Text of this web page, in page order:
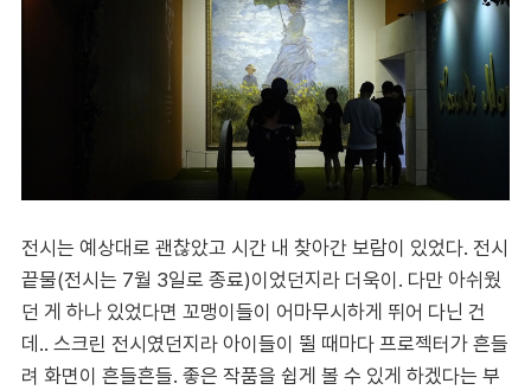
전시는 예상대로 괜찮았고 시간 내 찾아간 보람이 있었다. 전시
끝물(전시는 7월 3일로 종료)이었던지라 더욱이. 다만 아쉬웠
던 게 하나 있었다면 꼬맹이들이 어마무시하게 뛰어 다닌 건
데.. 스크린 전시였던지라 아이들이 뛸 때마다 프로젝터가 흔들
려 화면이 흔들흔들. 좋은 작품을 쉽게 볼 수 있게 하겠다는 부